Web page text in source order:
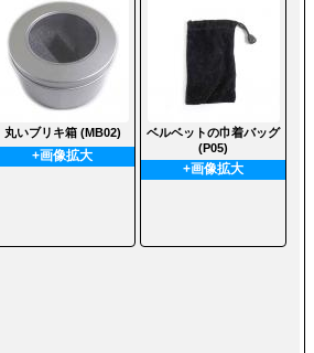
丸いブリキ箱 (MB02)
+画像拡大
ベルベットの巾着バッグ
(P05)
+画像拡大